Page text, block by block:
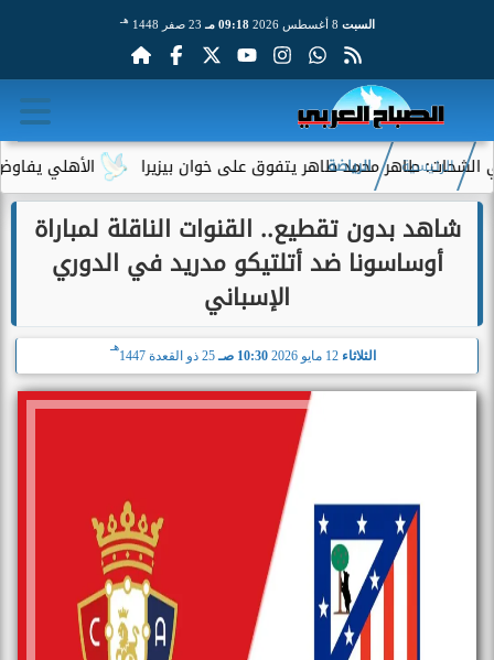
السبت 09:18 مـ 23 صفر 1448 هـ
الأهلي يفاوض أحمد عبد محمد طاهر يتفوق على خوان بيزيرا
الرئيسية الرياضة
شاهد بدون تقطيع.. القنوات الناقلة لمباراة
أوساسونا ضد أتلتيكو مدريد في الدوري
الإسباني
الثلاثاء 12 مايو 2026 10:30 صـ 25 ذو القعدة 1447
هـ